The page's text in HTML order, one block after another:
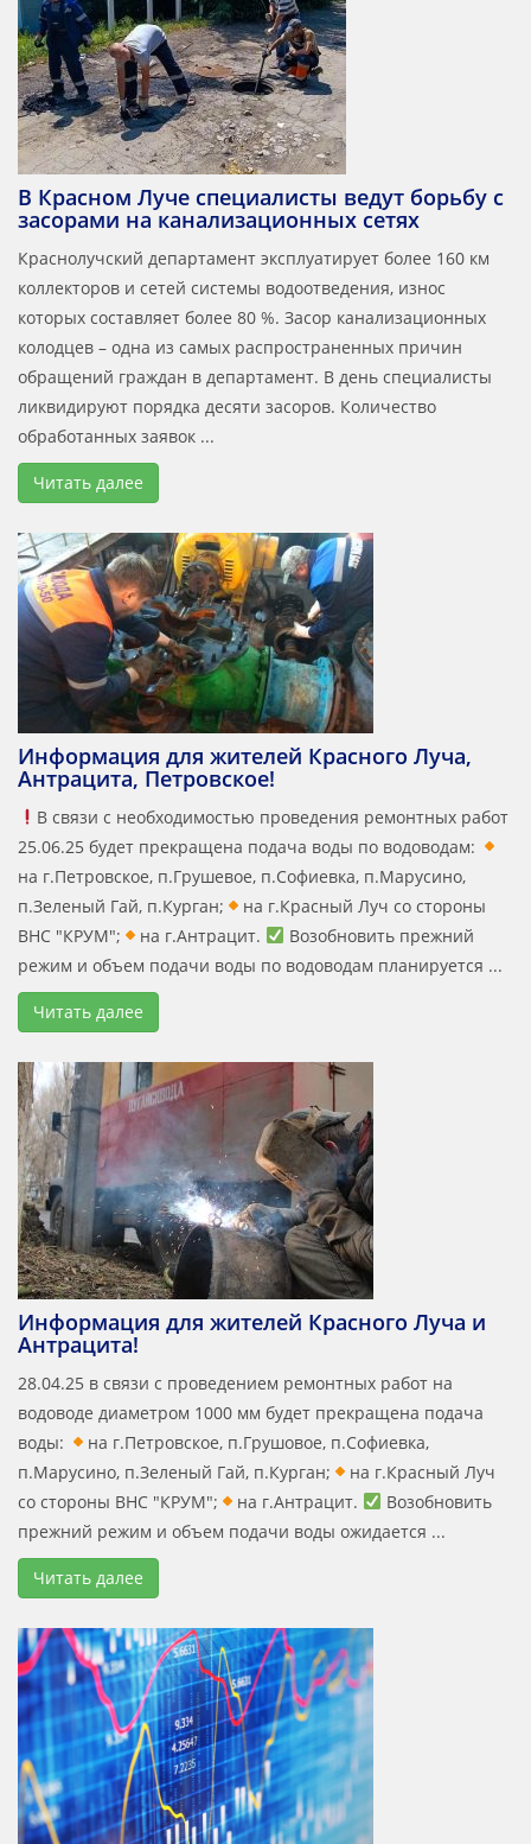
В Красном Луче специалисты ведут борьбу с
засорами на канализационных сетях
Краснолучский департамент эксплуатирует более 160 км
коллекторов и сетей системы водоотведения, износ
которых составляет более 80 %. Засор канализационных
колодцев – одна из самых распространенных причин
обращений граждан в департамент. В день специалисты
ликвидируют порядка десяти засоров. Количество
обработанных заявок ...
Читать далее
Информация для жителей Красного Луча,
Антрацита, Петровское!
В связи с необходимостью проведения ремонтных работ
25.06.25 будет прекращена подача воды по водоводам:
на г.Петровское, п.Грушевое, п.Софиевка, п.Марусино,
п.Зеленый Гай, п.Курган;
на г.Красный Луч со стороны
ВНС "КРУМ";
на г.Антрацит.
Возобновить прежний
режим и объем подачи воды по водоводам планируется ...
Читать далее
Информация для жителей Красного Луча и
Антрацита!
28.04.25 в связи с проведением ремонтных работ на
водоводе диаметром 1000 мм будет прекращена подача
воды:
на г.Петровское, п.Грушовое, п.Софиевка,
п.Марусино, п.Зеленый Гай, п.Курган;
на г.Красный Луч
со стороны ВНС "КРУМ";
на г.Антрацит.
Возобновить
прежний режим и объем подачи воды ожидается ...
Читать далее